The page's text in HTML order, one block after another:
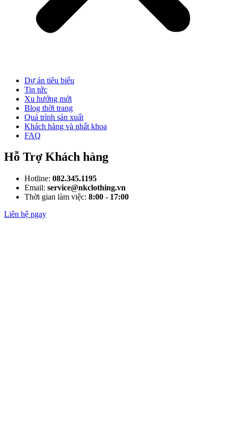
Dự án tiêu biểu
Tin tức
Xu hướng mới
Blog thời trang
Quá trình sản xuất
Khách hàng và nhất khoa
FAQ
Hỗ Trợ Khách hàng
Hotline: 082.345.1195
Email: service@nkclothing.vn
Thời gian làm việc: 8:00 - 17:00
Liên hệ ngay